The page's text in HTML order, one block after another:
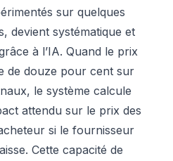
sur quelques
devient systématique et
à l’IA. Quand le prix
de douze pour cent sur
le système calcule
attendu sur le prix des
si le fournisseur
Cette capacité de